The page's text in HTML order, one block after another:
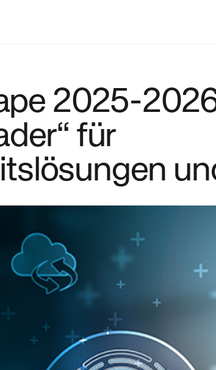
2025-
für